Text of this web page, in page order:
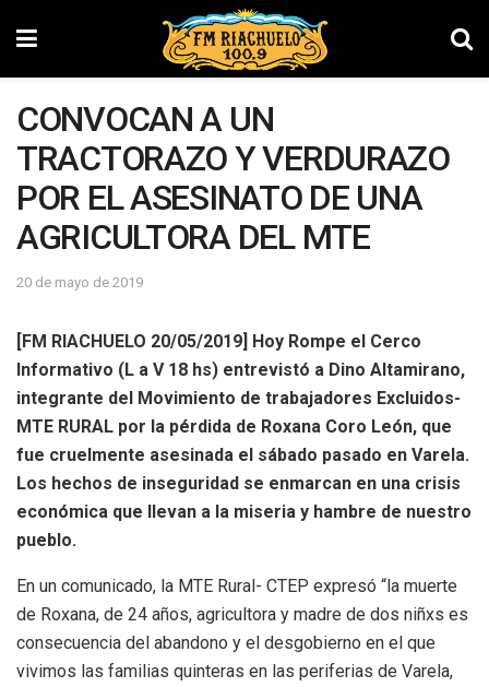
CONVOCAN A UN
TRACTORAZO Y VERDURAZO
POR EL ASESINATO DE UNA
AGRICULTORA DEL MTE
20 de mayo de 2019
[FM RIACHUELO 20/05/2019] Hoy Rompe el Cerco
Informativo (L a V 18 hs) entrevistó a Dino Altamirano,
integrante del Movimiento de trabajadores Excluidos-
MTE RURAL por la pérdida de Roxana Coro León, que
fue cruelmente asesinada el sábado pasado en Varela.
Los hechos de inseguridad se enmarcan en una crisis
económica que llevan a la miseria y hambre de nuestro
pueblo.
En un comunicado, la MTE Rural- CTEP expresó “la muerte
de Roxana, de 24 años, agricultora y madre de dos niñxs es
consecuencia del abandono y el desgobierno en el que
vivimos las familias quinteras en las periferias de Varela,